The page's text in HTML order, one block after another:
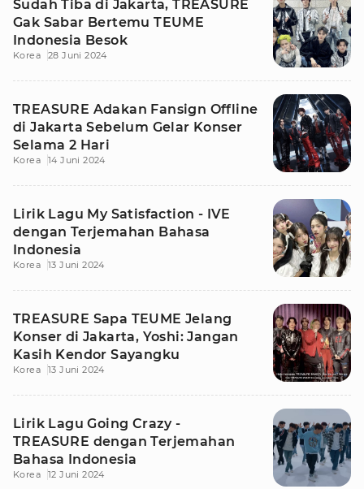
Sudah Tiba di Jakarta, TREASURE
Gak Sabar Bertemu TEUME
Indonesia Besok
Korea 28 Juni 2024
TREASURE Adakan Fansign Offline
di Jakarta Sebelum Gelar Konser
Selama 2 Hari
Korea 14 Juni 2024
Lirik Lagu My Satisfaction - IVE
dengan Terjemahan Bahasa
Indonesia
Korea 13 Juni 2024
TREASURE Sapa TEUME Jelang
Konser di Jakarta, Yoshi: Jangan
Kasih Kendor Sayangku
Korea 13 Juni 2024
Lirik Lagu Going Crazy -
TREASURE dengan Terjemahan
Bahasa Indonesia
Korea 12 Juni 2024